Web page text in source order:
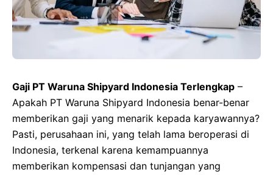
Gaji PT Waruna Shipyard Indonesia Terlengkap –
Apakah PT Waruna Shipyard Indonesia benar-benar
memberikan gaji yang menarik kepada karyawannya?
Pasti, perusahaan ini, yang telah lama beroperasi di
Indonesia, terkenal karena kemampuannya
memberikan kompensasi dan tunjangan yang